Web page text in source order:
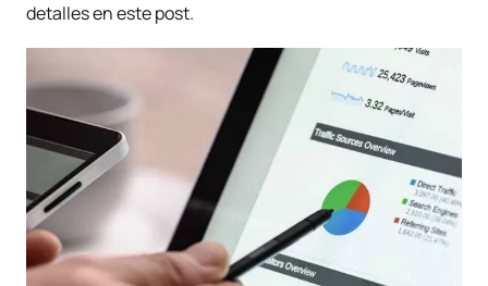
detalles en este post.